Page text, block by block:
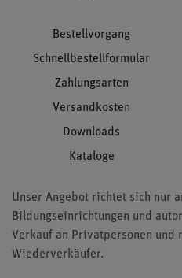
Bestellvorgang
Schnellbestellformular
Zahlungsarten
Versandkosten
Downloads
Kataloge
Unser Angebot richtet sich nur
Bildungseinrichtungen und
Verkauf an Privatpersonen und
Wiederverkäufer.